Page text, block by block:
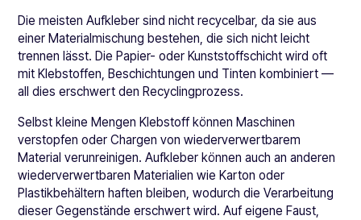
Die meisten Aufkleber sind nicht recycelbar, da sie aus
einer Materialmischung bestehen, die sich nicht leicht
trennen lässt. Die Papier- oder Kunststoffschicht wird oft
mit Klebstoffen, Beschichtungen und Tinten kombiniert —
all dies erschwert den Recyclingprozess.
Selbst kleine Mengen Klebstoff können Maschinen
verstopfen oder Chargen von wiederverwertbarem
Material verunreinigen. Aufkleber können auch an anderen
wiederverwertbaren Materialien wie Karton oder
Plastikbehältern haften bleiben, wodurch die Verarbeitung
dieser Gegenstände erschwert wird. Auf eigene Faust,